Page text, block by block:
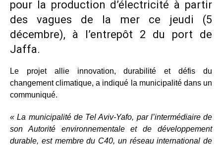
pour la production d’électricité à partir
des vagues de la mer ce jeudi (5
décembre), à ​​l’entrepôt 2 du port de
Jaffa.
Le projet allie innovation, durabilité et défis du
changement climatique, a indiqué la municipalité dans un
communiqué.
« La municipalité de Tel Aviv-Yafo, par l’intermédiaire de
son Autorité environnementale et de développement
durable, est membre du C40, un réseau international de